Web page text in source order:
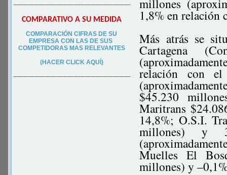
–––––––––––––––––––––––––––––––––
COMPARATIVO A SU MEDIDA
COMPARACIÓN CIFRAS DE SU
EMPRESA CON LAS DE SUS
COMPETIDORAS MAS RELEVANTES
(HACER CLICK AQUÍ)
–––––––––––––––––––––––––––––––––
millones
1,8% en relación
Más atrás se
Cartagena
relación con el
$45.230
Maritrans
14,8%; O.S.I.
millones) y
Muelles El
millones) y